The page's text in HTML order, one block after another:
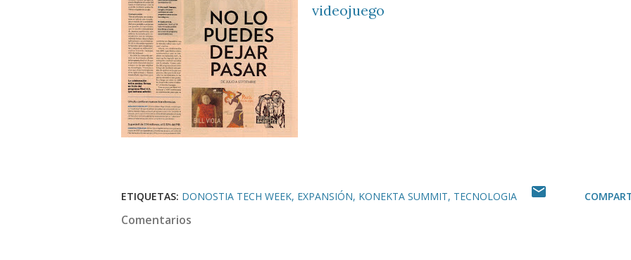
videojuego
ETIQUETAS: DONOSTIA TECH WEEK EXPANSIÓN KONEKTA SUMMIT TECNOLOGIA
Comentarios